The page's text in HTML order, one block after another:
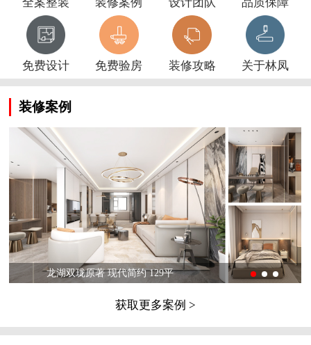
免费设计 免费验房 装修攻略 关于林凤
装修案例
龙湖双珑原著 现代简约 129平
获取更多案例 >